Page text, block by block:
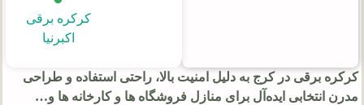
کرکره برقی
اکبرنیا
کرکره‌ برقی در کرج به دلیل امنیت بالا، راحتی استفاده و طراحی
مدرن انتخابی ایده‌آل برای منازل فروشگاه ها و کارخانه ها و…